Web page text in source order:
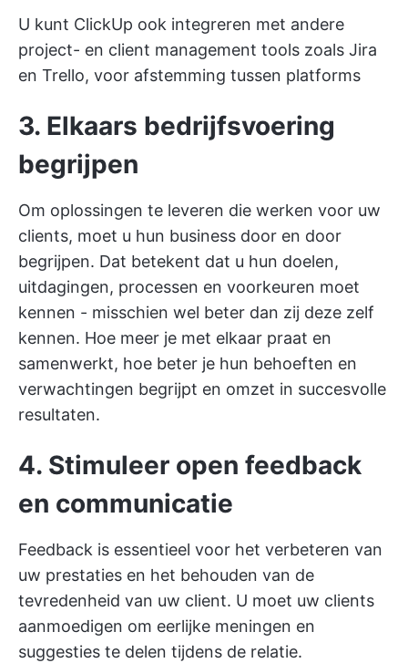
U kunt ClickUp ook integreren met andere
project- en client management tools zoals Jira
en Trello, voor afstemming tussen platforms
3. Elkaars bedrijfsvoering
begrijpen
Om oplossingen te leveren die werken voor uw
clients, moet u hun business door en door
begrijpen. Dat betekent dat u hun doelen,
uitdagingen, processen en voorkeuren moet
kennen - misschien wel beter dan zij deze zelf
kennen. Hoe meer je met elkaar praat en
samenwerkt, hoe beter je hun behoeften en
verwachtingen begrijpt en omzet in succesvolle
resultaten.
4. Stimuleer open feedback
en communicatie
Feedback is essentieel voor het verbeteren van
uw prestaties en het behouden van de
tevredenheid van uw client. U moet uw clients
aanmoedigen om eerlijke meningen en
suggesties te delen tijdens de relatie.